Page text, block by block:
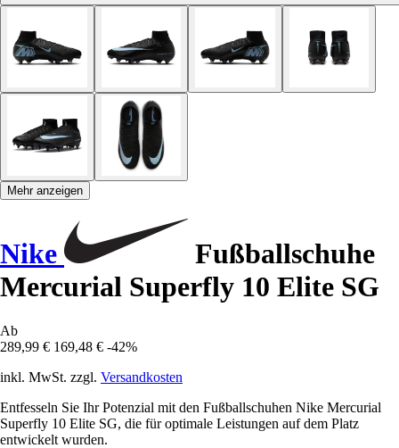
Mehr anzeigen
Nike
Fußballschuhe
Mercurial Superfly 10 Elite SG
Ab
289,99 € 169,48 € -42%
inkl. MwSt. zzgl. Versandkosten
Entfesseln Sie Ihr Potenzial mit den Fußballschuhen Nike Mercurial
Superfly 10 Elite SG, die für optimale Leistungen auf dem Platz
entwickelt wurden.